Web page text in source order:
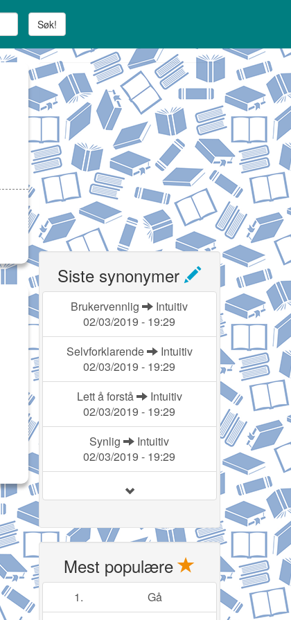
Søk!
Siste synonymer
Brukervennlig
Intuitiv
02/03/2019 - 19:29
Selvforklarende
Intuitiv
02/03/2019 - 19:29
Lett å forstå
Intuitiv
02/03/2019 - 19:29
Synlig
Intuitiv
02/03/2019 - 19:29
Mest populære
1.
Gå